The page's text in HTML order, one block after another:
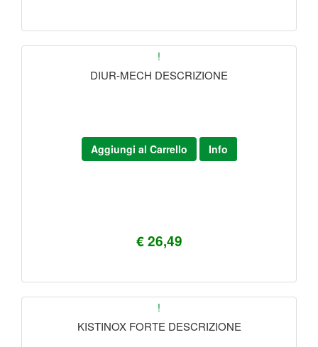
!
DIUR-MECH DESCRIZIONE
€ 26,49
Aggiungi al Carrello Info
!
KISTINOX FORTE DESCRIZIONE